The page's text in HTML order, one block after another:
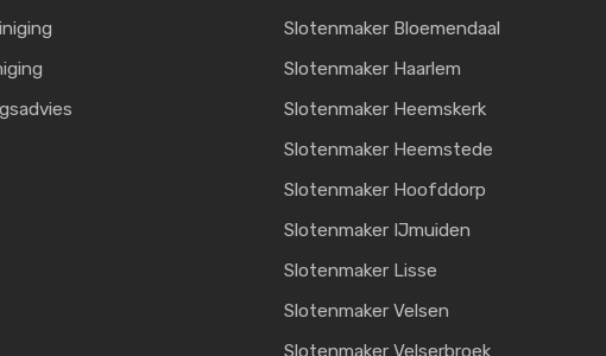
Slotenmaker Bloemendaal
Slotenmaker Haarlem
Slotenmaker Heemskerk
Slotenmaker Heemstede
Slotenmaker Hoofddorp
Slotenmaker IJmuiden
Slotenmaker Lisse
Slotenmaker Velsen
Slotenmaker Velserbroek